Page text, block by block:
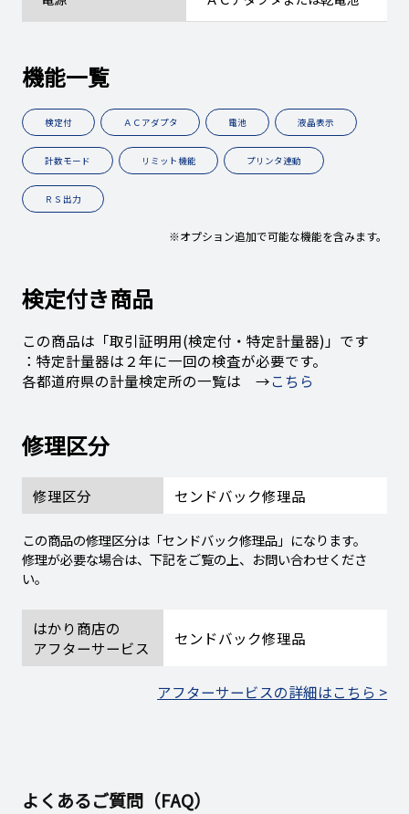
機能一覧
検定付 ＡＣアダプタ 電池 液晶表示
計数モード リミット機能 プリンタ連動
ＲＳ出力
※オプション追加で可能な機能を含みます。
検定付き商品
この商品は「取引証明用(検定付・特定計量器)」です
：特定計量器は２年に一回の検査が必要です。
各都道府県の計量検定所の一覧は →こちら
修理区分
修理区分 センドバック修理品
この商品の修理区分は「センドバック修理品」になります。
修理が必要な場合は、下記をご覧の上、お問い合わせくださ
い。
はかり商店の
アフターサービス
センドバック修理品
アフターサービスの詳細はこちら >
よくあるご質問（FAQ）